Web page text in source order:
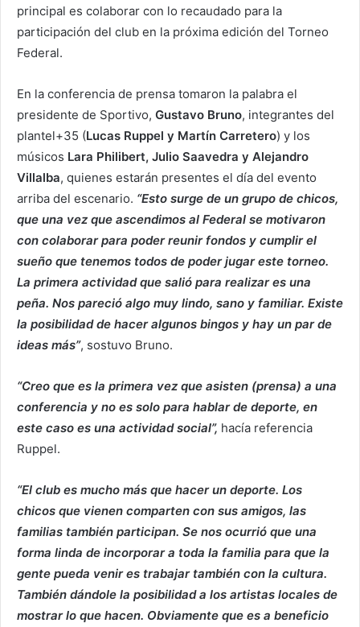
principal es colaborar con lo recaudado para la
participación del club en la próxima edición del Torneo
Federal.
En la conferencia de prensa tomaron la palabra el
presidente de Sportivo, Gustavo Bruno, integrantes del
plantel+35 (Lucas Ruppel y Martín Carretero) y los
músicos Lara Philibert, Julio Saavedra y Alejandro
Villalba, quienes estarán presentes el día del evento
arriba del escenario. “Esto surge de un grupo de chicos,
que una vez que ascendimos al Federal se motivaron
con colaborar para poder reunir fondos y cumplir el
sueño que tenemos todos de poder jugar este torneo.
La primera actividad que salió para realizar es una
peña. Nos pareció algo muy lindo, sano y familiar. Existe
la posibilidad de hacer algunos bingos y hay un par de
ideas más”, sostuvo Bruno.
“Creo que es la primera vez que asisten (prensa) a una
conferencia y no es solo para hablar de deporte, en
este caso es una actividad social”, hacía referencia
Ruppel.
“El club es mucho más que hacer un deporte. Los
chicos que vienen comparten con sus amigos, las
familias también participan. Se nos ocurrió que una
forma linda de incorporar a toda la familia para que la
gente pueda venir es trabajar también con la cultura.
También dándole la posibilidad a los artistas locales de
mostrar lo que hacen. Obviamente que es a beneficio